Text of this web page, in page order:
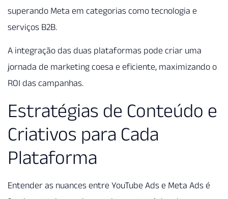
superando Meta em categorias como tecnologia e
serviços B2B.
A integração das duas plataformas pode criar uma
jornada de marketing coesa e eficiente, maximizando o
ROI das campanhas.
Estratégias de Conteúdo e
Criativos para Cada
Plataforma
Entender as nuances entre YouTube Ads e Meta Ads é